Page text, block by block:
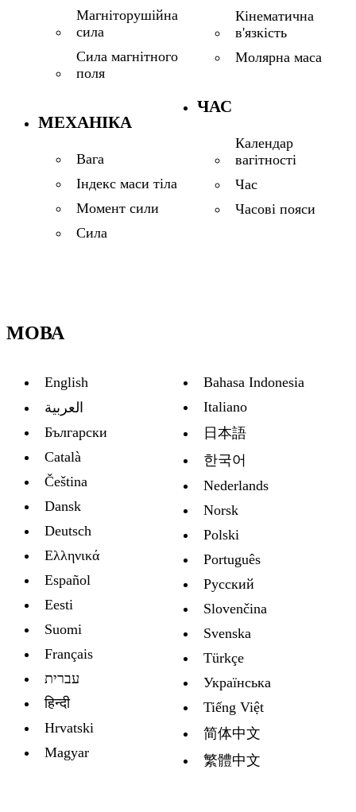
Магніторушійна
сила
Сила магнітного
поля
МЕХАНІКА
Вага
Індекс маси тіла
Момент сили
Сила
Кінематична
в'язкість
Молярна маса
ЧАС
Календар
вагітності
Час
Часові пояси
МОВА
English
العربية
Български
Català
Čeština
Dansk
Deutsch
Ελληνικά
Español
Eesti
Suomi
Français
עברית
हिन्दी
Hrvatski
Magyar
Bahasa Indonesia
Italiano
日本語
한국어
Nederlands
Norsk
Polski
Português
Русский
Slovenčina
Svenska
Türkçe
Украïнська
Tiếng Việt
简体中文
繁體中文